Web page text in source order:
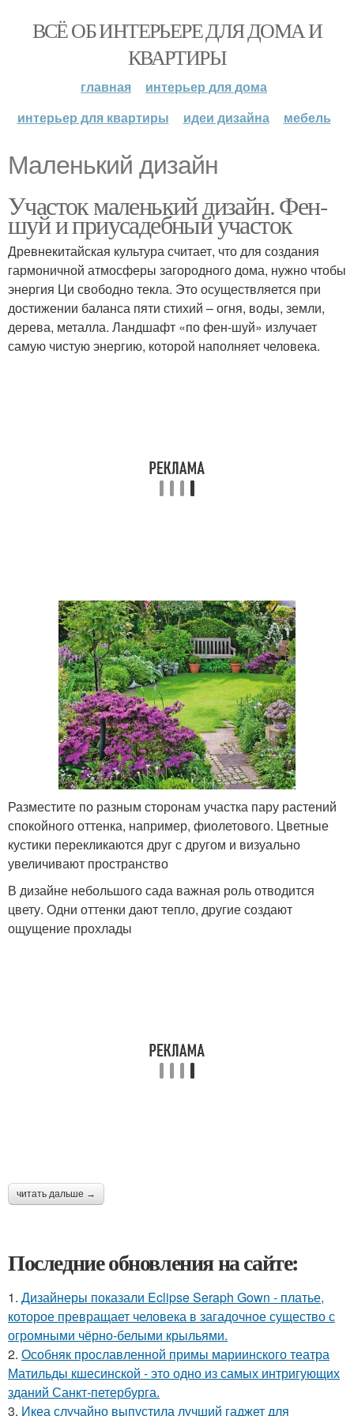
ВСЁ ОБ ИНТЕРЬЕРЕ ДЛЯ ДОМА И
КВАРТИРЫ
главная
интерьер для дома
интерьер для квартиры
идеи дизайна мебель
Маленький дизайн
Участок маленький дизайн. Фен-
шуй и приусадебный участок
Древнекитайская культура считает, что для создания
гармоничной атмосферы загородного дома, нужно чтобы
энергия Ци свободно текла. Это осуществляется при
достижении баланса пяти стихий – огня, воды, земли,
дерева, металла. Ландшафт «по фен-шуй» излучает
самую чистую энергию, которой наполняет человека.
Разместите по разным сторонам участка пару растений
спокойного оттенка, например, фиолетового. Цветные
кустики перекликаются друг с другом и визуально
увеличивают пространство
В дизайне небольшого сада важная роль отводится
цвету. Одни оттенки дают тепло, другие создают
ощущение прохлады
читать дальше →
Последние обновления на сайте:
1. Дизайнеры показали Eclipse Seraph Gown - платье,
которое превращает человека в загадочное существо с
огромными чёрно-белыми крыльями.
2. Особняк прославленной примы мариинского театра
Матильды кшесинской - это одно из самых интригующих
зданий Санкт-петербурга.
3. Икеа случайно выпустила лучший гаджет для